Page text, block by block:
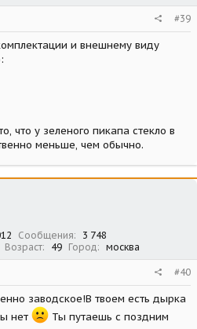
#39
и внешнему виду
что у зеленого пикапа стекло в
меньше, чем обычно.
Сообщения
3 748
Возраст 49 Город москва
#40
заводское!В твоем есть дырка
нет
Ты путаешь с поздним